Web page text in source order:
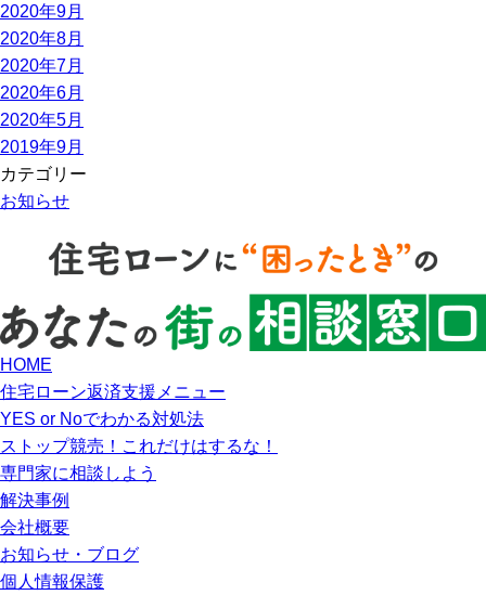
2020年9月
2020年8月
2020年7月
2020年6月
2020年5月
2019年9月
カテゴリー
お知らせ
HOME
住宅ローン返済支援メニュー
YES or Noでわかる対処法
ストップ競売！これだけはするな！
専門家に相談しよう
解決事例
会社概要
お知らせ・ブログ
個人情報保護